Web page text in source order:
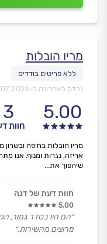
מריו הובלות
נבדק לאחרונה ב-
5.00
3
חוות
מריו הובלות בחיפה
אריזה, נגרות ומנוף. אנו
שיהפוך את...
חוות דעת של דנה
5.00
״הם היו בסדר גמור,
מרוצים מהשירות.״